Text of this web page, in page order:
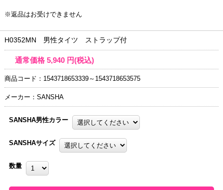
※返品はお受けできません
H0352MN 男性タイツ ストラップ付
通常価格 5,940円(税込)
商品コード：1543718653339～1543718653575
メーカー：SANSHA
SANSHA男性カラー
SANSHAサイズ
数量